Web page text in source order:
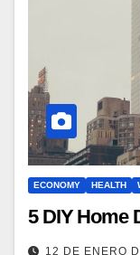
ECONOMY HEALTH
5 DIY Home
12 DE ENERO